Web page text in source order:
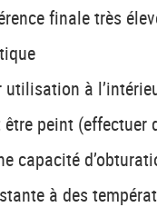
finale très
utilisation à
être peint (effectuer
capacité
à des